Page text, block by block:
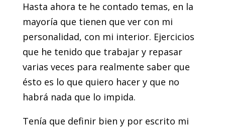
Hasta ahora te he contado temas, en la
mayoría que tienen que ver con mi
personalidad, con mi interior. Ejercicios
que he tenido que trabajar y repasar
varias veces para realmente saber que
ésto es lo que quiero hacer y que no
habrá nada que lo impida.
Tenía que definir bien y por escrito mi